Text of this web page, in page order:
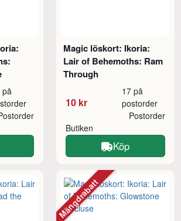
på
Magic löskort: Ikoria:
Lair of Behemoths: Ram
Through
10 kr
17 på
postorder
Butiken
Postorder
Köp
Mängdrabatt